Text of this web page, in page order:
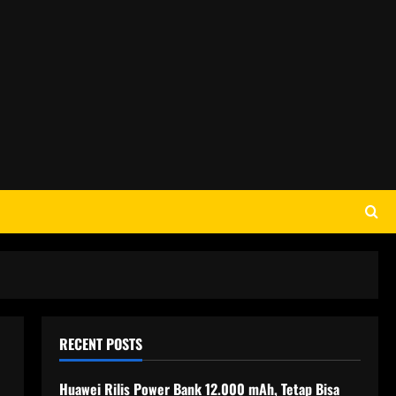
RECENT POSTS
Huawei Rilis Power Bank 12.000 mAh, Tetap Bisa